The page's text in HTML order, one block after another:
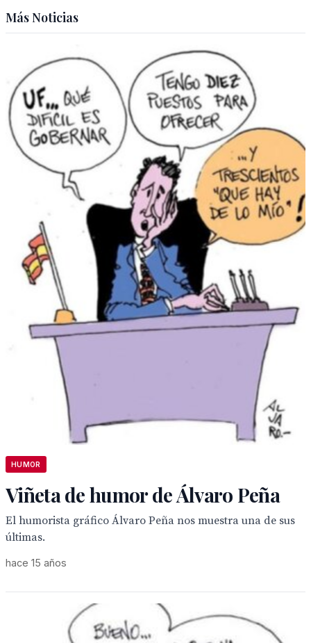
Más Noticias
HUMOR
Viñeta de humor de Álvaro Peña
El humorista gráfico Álvaro Peña nos muestra una de sus
últimas.
hace 15 años